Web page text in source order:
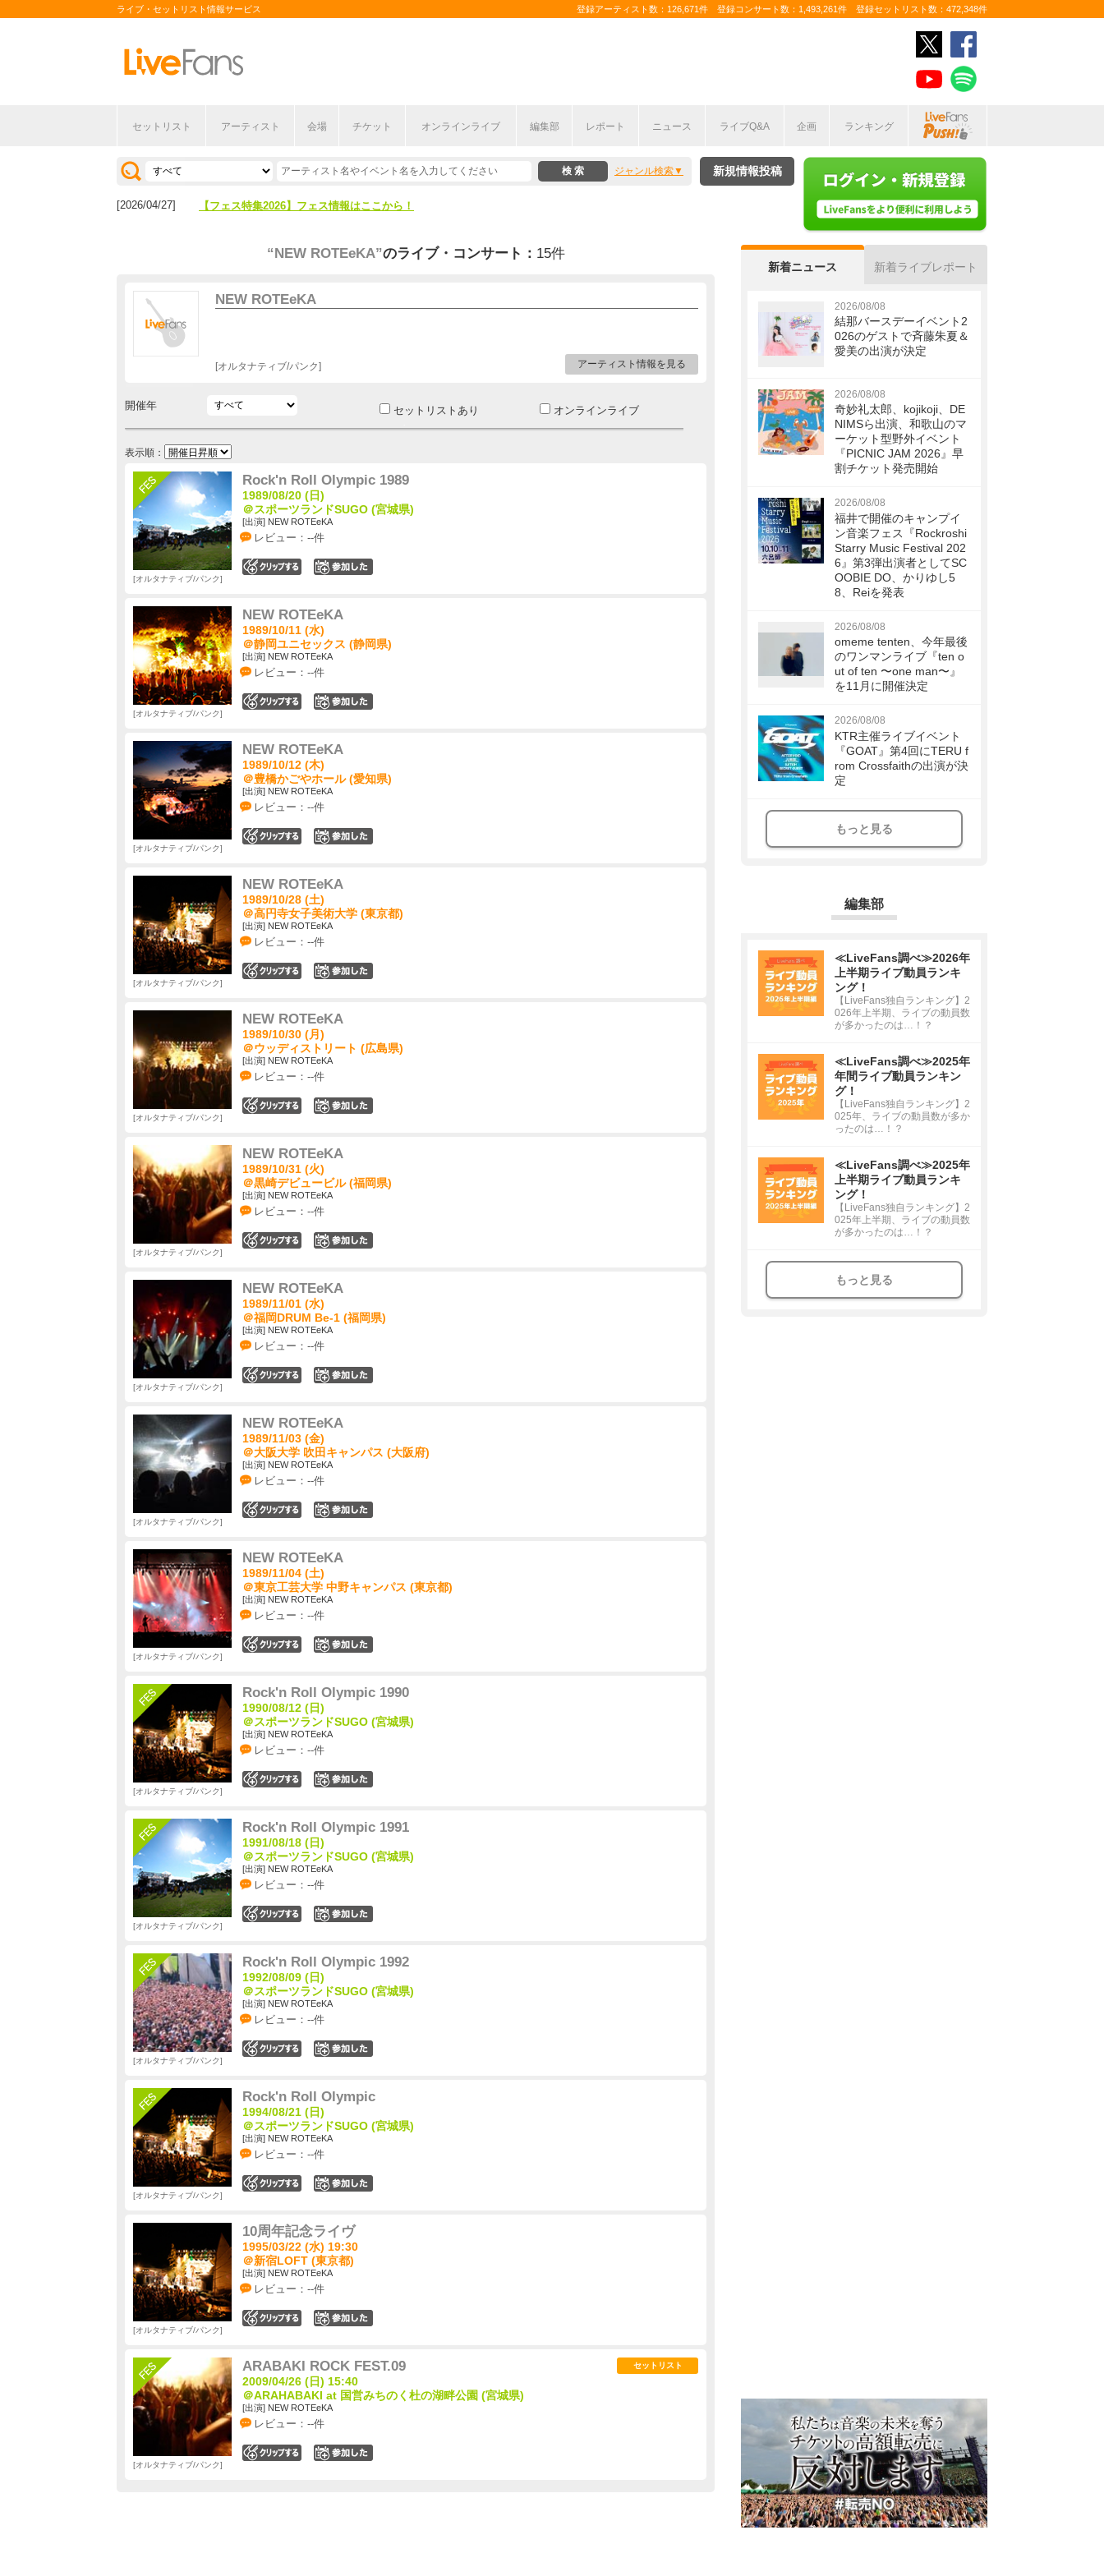
ライブ・セットリスト情報サービス 登録アーティスト数：126,671件 登録コンサート数：1,493,261件 登録セットリスト数：472,348件
セットリスト アーティスト 会場 チケット オンラインライブ 編集部 レポート ニュース ライブQ&A 企画 ランキング
ジャンル検索
[2026/07/28] 【ライブ動員ランキング】2026年上半期編発表！
[2026/04/27] 【フェス特集2026】フェス情報はここから！
新規情報投稿
“NEW ROTEeKA”のライブ・コンサート： 15件
NEW ROTEeKA
アーティスト情報を見る
オルタナティブ/パンク
開催年 セットリストあり オンラインライブ
表示順：
Rock'n Roll Olympic 1989
1989/08/20 (日)
＠スポーツランドSUGO (宮城県)
[出演] NEW ROTEeKA
レビュー：--件
オルタナティブ/パンク
NEW ROTEeKA
1989/10/11 (水)
＠静岡ユニセックス (静岡県)
[出演] NEW ROTEeKA
レビュー：--件
オルタナティブ/パンク
NEW ROTEeKA
1989/10/12 (木)
＠豊橋かごやホール (愛知県)
[出演] NEW ROTEeKA
レビュー：--件
オルタナティブ/パンク
NEW ROTEeKA
1989/10/28 (土)
＠高円寺女子美術大学 (東京都)
[出演] NEW ROTEeKA
レビュー：--件
オルタナティブ/パンク
NEW ROTEeKA
1989/10/30 (月)
＠ウッディストリート (広島県)
[出演] NEW ROTEeKA
レビュー：--件
オルタナティブ/パンク
NEW ROTEeKA
1989/10/31 (火)
＠黒崎デビュービル (福岡県)
[出演] NEW ROTEeKA
レビュー：--件
オルタナティブ/パンク
NEW ROTEeKA
1989/11/01 (水)
＠福岡DRUM Be-1 (福岡県)
[出演] NEW ROTEeKA
レビュー：--件
オルタナティブ/パンク
NEW ROTEeKA
1989/11/03 (金)
＠大阪大学 吹田キャンパス (大阪府)
[出演] NEW ROTEeKA
レビュー：--件
オルタナティブ/パンク
NEW ROTEeKA
1989/11/04 (土)
＠東京工芸大学 中野キャンパス (東京都)
[出演] NEW ROTEeKA
レビュー：--件
オルタナティブ/パンク
Rock'n Roll Olympic 1990
1990/08/12 (日)
＠スポーツランドSUGO (宮城県)
[出演] NEW ROTEeKA
レビュー：--件
オルタナティブ/パンク
Rock'n Roll Olympic 1991
1991/08/18 (日)
＠スポーツランドSUGO (宮城県)
[出演] NEW ROTEeKA
レビュー：--件
オルタナティブ/パンク
Rock'n Roll Olympic 1992
1992/08/09 (日)
＠スポーツランドSUGO (宮城県)
[出演] NEW ROTEeKA
レビュー：--件
オルタナティブ/パンク
Rock'n Roll Olympic
1994/08/21 (日)
＠スポーツランドSUGO (宮城県)
[出演] NEW ROTEeKA
レビュー：--件
オルタナティブ/パンク
10周年記念ライヴ
1995/03/22 (水) 19:30
＠新宿LOFT (東京都)
[出演] NEW ROTEeKA
レビュー：--件
オルタナティブ/パンク
ARABAKI ROCK FEST.09
2009/04/26 (日) 15:40
＠ARAHABAKI at 国営みちのく杜の湖畔公園 (宮城県)
[出演] NEW ROTEeKA
レビュー：--件
セットリスト
オルタナティブ/パンク
新着ニュース 新着ライブレポート
2026/08/08
結那バースデーイベント2
026のゲストで斉藤朱夏＆
愛美の出演が決定
2026/08/08
奇妙礼太郎、kojikoji、DE
NIMSら出演、和歌山のマ
ーケット型野外イベント
『PICNIC JAM 2026』早
割チケット発売開始
2026/08/08
福井で開催のキャンプイ
ン音楽フェス『Rockroshi
Starry Music Festival 202
6』第3弾出演者としてSC
OOBIE DO、かりゆし5
8、Reiを発表
2026/08/08
omeme tenten、今年最後
のワンマンライブ『ten o
ut of ten 〜one man〜』
を11月に開催決定
2026/08/08
KTR主催ライブイベント
『GOAT』第4回にTERU f
rom Crossfaithの出演が決
定
もっと見る
編集部
≪LiveFans調べ≫2026年
上半期ライブ動員ランキ
ング！
【LiveFans独自ランキング】2
026年上半期、ライブの動員数
が多かったのは…！？
≪LiveFans調べ≫2025年
年間ライブ動員ランキン
グ！
【LiveFans独自ランキング】2
025年、ライブの動員数が多か
ったのは…！？
≪LiveFans調べ≫2025年
上半期ライブ動員ランキ
ング！
【LiveFans独自ランキング】2
025年上半期、ライブの動員数
が多かったのは…！？
もっと見る